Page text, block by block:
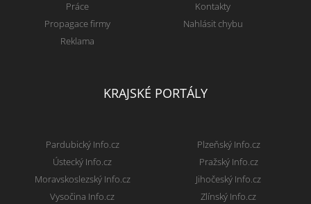
Práce
Propagace firmy
Reklama
Kontakty
Nahlásit chybu
KRAJSKÉ PORTÁLY
Pardubický Info.cz
Ústecký Info.cz
Moravskoslezský Info.cz
Vysočina Info.cz
Plzeňský Info.cz
Pražský Info.cz
Jihočeský Info.cz
Zlínský Info.cz